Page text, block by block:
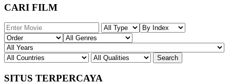
CARI FILM
SITUS TERPERCAYA